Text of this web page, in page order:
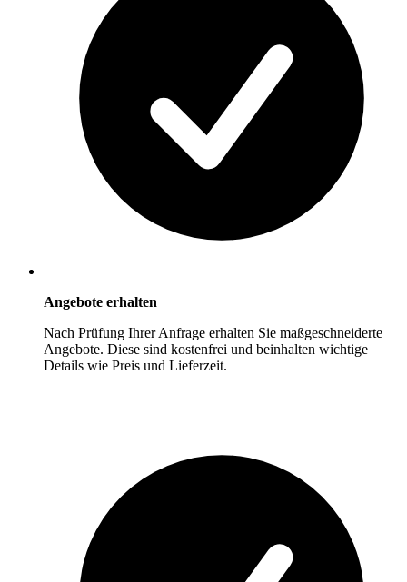
Angebote erhalten
Nach Prüfung Ihrer Anfrage erhalten Sie maßgeschneiderte
Angebote. Diese sind kostenfrei und beinhalten wichtige
Details wie Preis und Lieferzeit.